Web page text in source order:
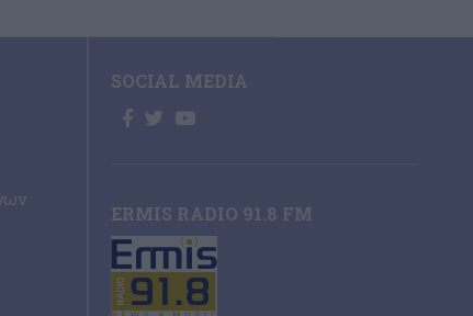
SOCIAL MEDIA
ERMIS RADIO 91.8 FM